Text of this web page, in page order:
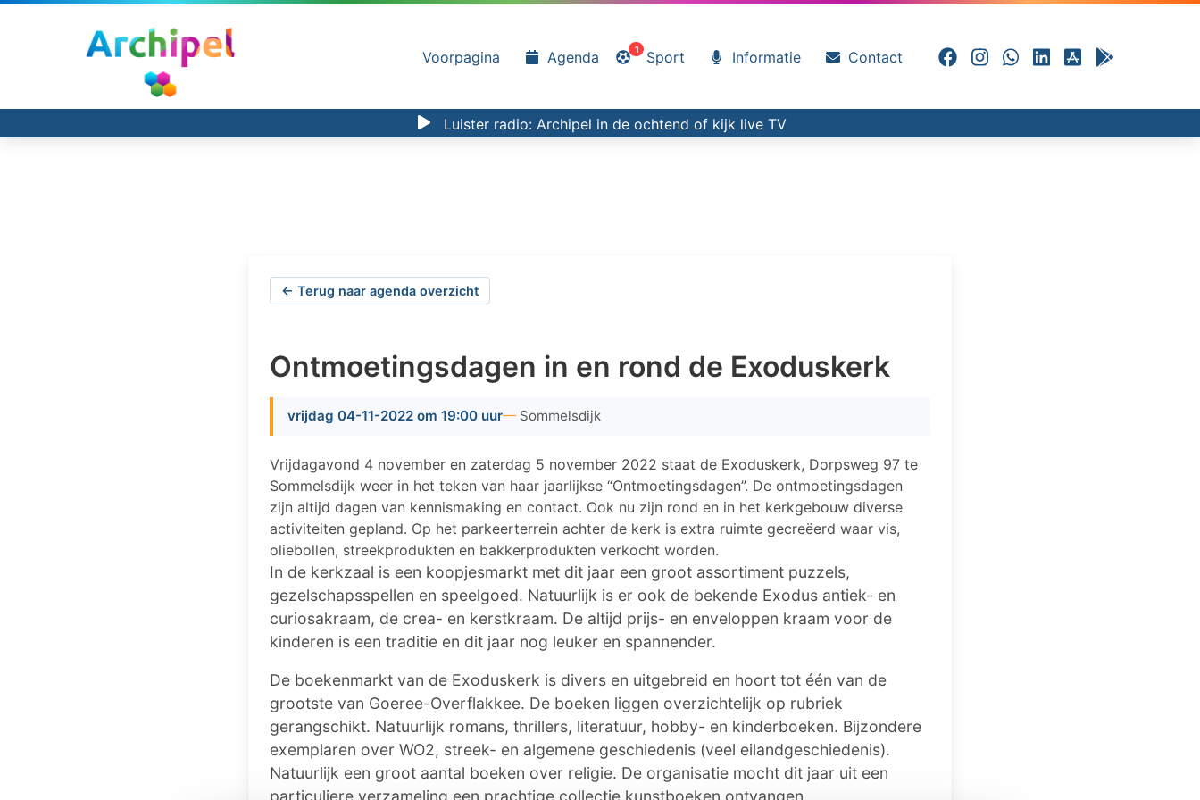
Voorpagina Agenda 1 Sport Informatie Contact
Luister radio: Archipel in de ochtend of kijk live TV
← Terug naar agenda overzicht
Ontmoetingsdagen in en rond de Exoduskerk
vrijdag 04-11-2022 om 19:00 uur Sommelsdijk
Vrijdagavond 4 november en zaterdag 5 november 2022 staat de Exoduskerk, Dorpsweg 97 te
Sommelsdijk weer in het teken van haar jaarlijkse “Ontmoetingsdagen”. De ontmoetingsdagen
zijn altijd dagen van kennismaking en contact. Ook nu zijn rond en in het kerkgebouw diverse
activiteiten gepland. Op het parkeerterrein achter de kerk is extra ruimte gecreëerd waar vis,
oliebollen, streekprodukten en bakkerprodukten verkocht worden.
In de kerkzaal is een koopjesmarkt met dit jaar een groot assortiment puzzels,
gezelschapsspellen en speelgoed. Natuurlijk is er ook de bekende Exodus antiek- en
curiosakraam, de crea- en kerstkraam. De altijd prijs- en enveloppen kraam voor de
kinderen is een traditie en dit jaar nog leuker en spannender.
De boekenmarkt van de Exoduskerk is divers en uitgebreid en hoort tot één van de
grootste van Goeree-Overflakkee. De boeken liggen overzichtelijk op rubriek
gerangschikt. Natuurlijk romans, thrillers, literatuur, hobby- en kinderboeken. Bijzondere
exemplaren over WO2, streek- en algemene geschiedenis (veel eilandgeschiedenis).
Natuurlijk een groot aantal boeken over religie. De organisatie mocht dit jaar uit een